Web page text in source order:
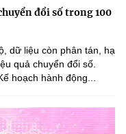
đổi số trong 100
dữ liệu còn phân tán, hạ
quả chuyển đổi số.
hoạch hành động...